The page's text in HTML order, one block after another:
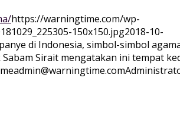
https://warningtime.com/wp-
150x150.jpg2018-10-
di Indonesia, simbol-simbol
Sirait mengatakan ini tempat
admin@warningtime.com